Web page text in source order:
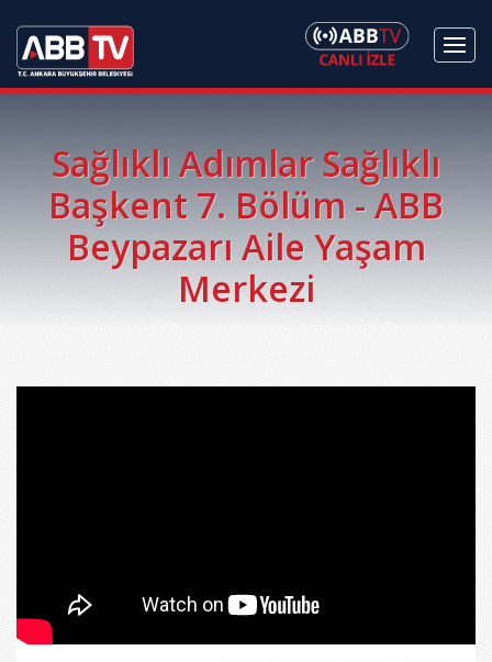
Sağlıklı Adımlar Sağlıklı
Başkent 7. Bölüm - ABB
Beypazarı Aile Yaşam
Merkezi